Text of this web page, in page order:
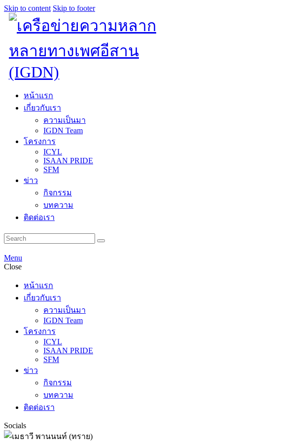
Skip to content Skip to footer
หน้าแรก
เกี่ยวกับเรา
ความเป็นมา
IGDN Team
โครงการ
ICYL
ISAAN PRIDE
SFM
ข่าว
กิจกรรม
บทความ
ติดต่อเรา
Menu
Close
หน้าแรก
เกี่ยวกับเรา
ความเป็นมา
IGDN Team
โครงการ
ICYL
ISAAN PRIDE
SFM
ข่าว
กิจกรรม
บทความ
ติดต่อเรา
Socials